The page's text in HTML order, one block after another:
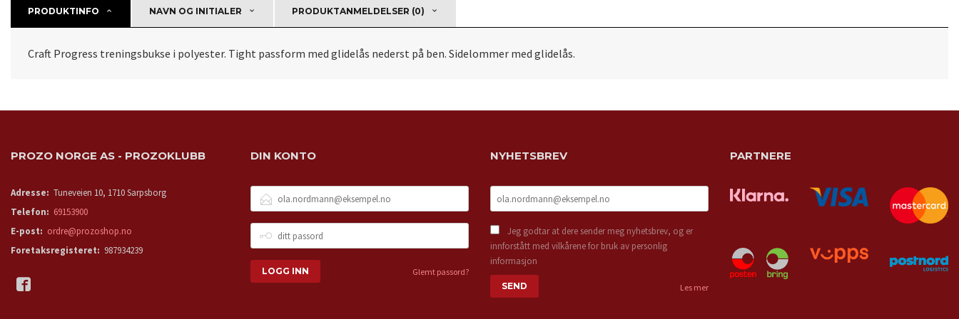
PRODUKTINFO NAVN OG INITIALER PRODUKTANMELDELSER (0)
Craft Progress treningsbukse i polyester. Tight passform med glidelås nederst på ben. Sidelommer med glidelås.
PROZO NORGE AS - PROZOKLUBB
Adresse: Tuneveien 10, 1710 Sarpsborg
Telefon: 69153900
E-post: ordre@prozoshop.no
Foretaksregisteret: 987934239
DIN KONTO
POSTADRESSE
PASSORD
Glemt passord?
NYHETSBREV
Jeg godtar at dere sender meg nyhetsbrev, og er
innforstått med vilkårene for bruk av personlig
informasjon
Les mer
PARTNERE